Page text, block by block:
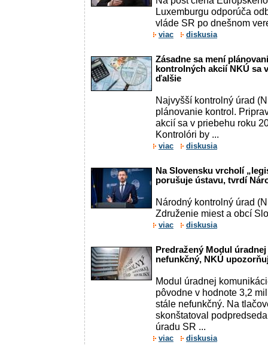
Luxemburgu odporúča
vláde SR po dnešnom
viac diskusia
Zásadne sa mení
kontrolných akcií NKÚ sa
ďalšie
Najvyšší kontrolný úrad
plánovanie kontrol.
akcií sa v priebehu roku
Kontrolóri by ...
viac diskusia
Na Slovensku vrcholí
porušuje ústavu, tvrdí
Národný kontrolný úrad
Združenie miest a obcí
viac diskusia
Predražený Modul
nefunkčný, NKÚ
Modul úradnej
pôvodne v hodnote 3,2
stále nefunkčný. Na
skonštatoval
úradu SR ...
viac diskusia